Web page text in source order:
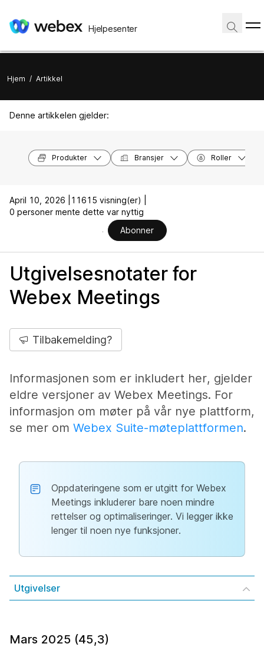
Hjelpesenter
Hjem / Artikkel
Denne artikkelen gjelder:
Produkter Bransjer Roller
April 10, 2026 |
11615 visning(er) |
0 personer mente dette var nyttig
Abonner
Utgivelsesnotater for
Webex Meetings
Tilbakemelding?
Informasjonen som er inkludert her, gjelder
eldre versjoner av Webex Meetings. For
informasjon om møter på vår nye plattform,
se mer om Webex Suite-møteplattformen.
Oppdateringene som er utgitt for Webex
Meetings inkluderer bare noen mindre
rettelser og optimaliseringer. Vi legger ikke
lenger til noen nye funksjoner.
Utgivelser
Mars 2025 (45,3)